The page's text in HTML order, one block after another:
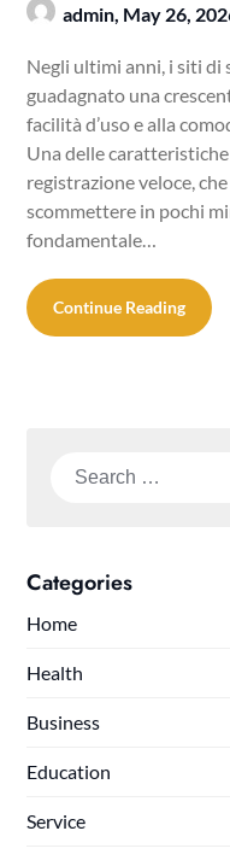
admin, May 26,
Negli ultimi anni, i siti di
guadagnato una
facilità d’uso e alla
Una delle
registrazione veloce,
scommettere in pochi
fondamentale…
Continue Reading
Search
Categories
Home
Health
Business
Education
Service